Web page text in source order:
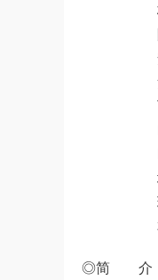
梅尔·
阿伦·
安德烈
詹姆斯
瓦内萨
Holly
塔拉·
珍妮弗
本诺·
◎简 介